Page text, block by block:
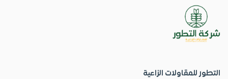
التطور للمقاولات الزاعية